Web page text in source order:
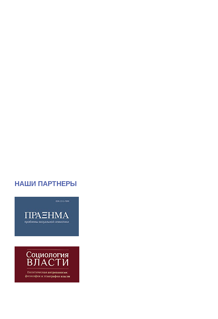
НАШИ ПАРТНЕРЫ